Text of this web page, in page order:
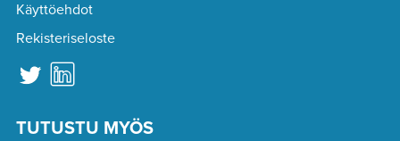
Käyttöehdot
Rekisteriseloste
TUTUSTU MYÖS